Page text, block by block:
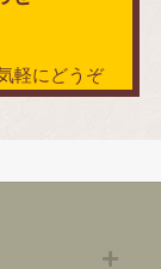
軽にどうぞ